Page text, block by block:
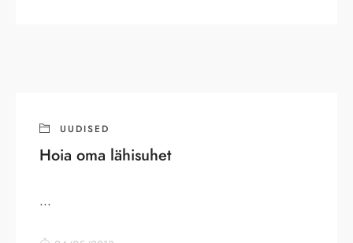
UUDISED
Hoia oma lähisuhet
...